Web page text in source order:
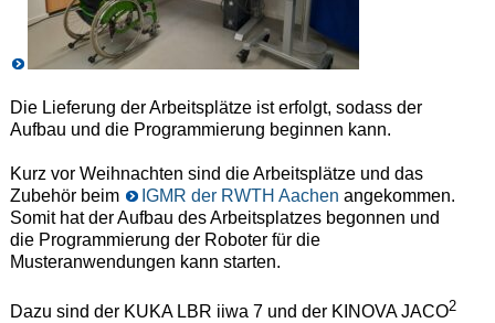
Die Lieferung der Arbeitsplätze ist erfolgt, sodass der
Aufbau und die Programmierung beginnen kann.
Kurz vor Weihnachten sind die Arbeitsplätze und das
Zubehör beim
IGMR der RWTH Aachen angekommen.
Somit hat der Aufbau des Arbeitsplatzes begonnen und
die Programmierung der Roboter für die
Musteranwendungen kann starten.
Dazu sind der KUKA LBR iiwa 7 und der KINOVA JACO2